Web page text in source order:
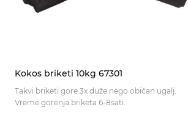
Kokos briketi 10kg 67301
Takvi briketi gore 3x duže nego običan ugalj.
Vreme gorenja briketa 6-8sati.